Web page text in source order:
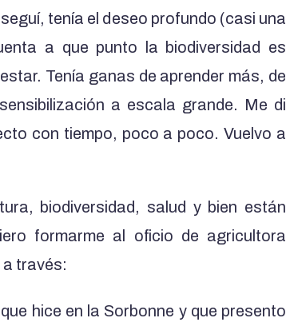
tenía el deseo profundo (casi una
a que punto la biodiversidad es
Tenía ganas de aprender más, de
a escala grande. Me di
con tiempo, poco a poco. Vuelvo a
biodiversidad, salud y bien están
formarme al oficio de agricultora
a través:
hice en la Sorbonne y que presento